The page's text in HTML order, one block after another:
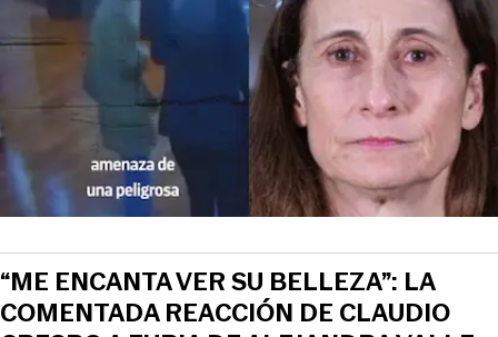
“ME ENCANTA VER SU BELLEZA”: LA
COMENTADA REACCIÓN DE CLAUDIO